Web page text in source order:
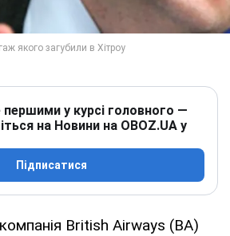
першими у курсі головного —
на Новини на OBOZ.UA у
Підписатися
British Airways (ВА)